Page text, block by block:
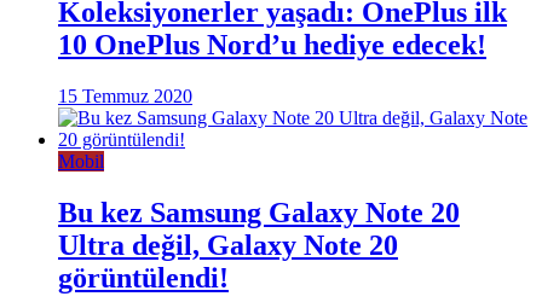
Koleksiyonerler yaşadı: OnePlus ilk
10 OnePlus Nord’u hediye edecek!
15 Temmuz 2020
Mobil
Bu kez Samsung Galaxy Note 20
Ultra değil, Galaxy Note 20
görüntülendi!